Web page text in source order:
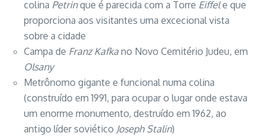
colina Petrinque é parecida com a Torre Eiffele que
proporciona aos visitantes uma excecional vista
sobre a cidade
Campa de Franz Kafka no Novo Cemitério Judeu, em
Olsany
Metrônomo gigante e funcional numa colina
(construído em 1991, para ocupar o lugar onde estava
um enorme monumento, destruído em 1962, ao
antigo líder soviético Joseph Stalin)